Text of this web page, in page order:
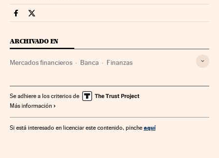
Mercados Financieros Cinco Días en Facebook
Mercados Financieros Cinco Días en Twitter
ARCHIVADO EN
Mercados financieros Banca Finanzas
Se adhiere a los criterios de
Más información
Si está interesado en licenciar este contenido, pinche aquí